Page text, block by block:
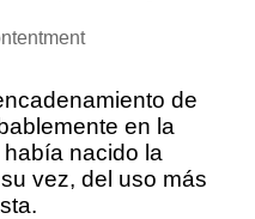
de
en la
nacido la
vez, del uso más